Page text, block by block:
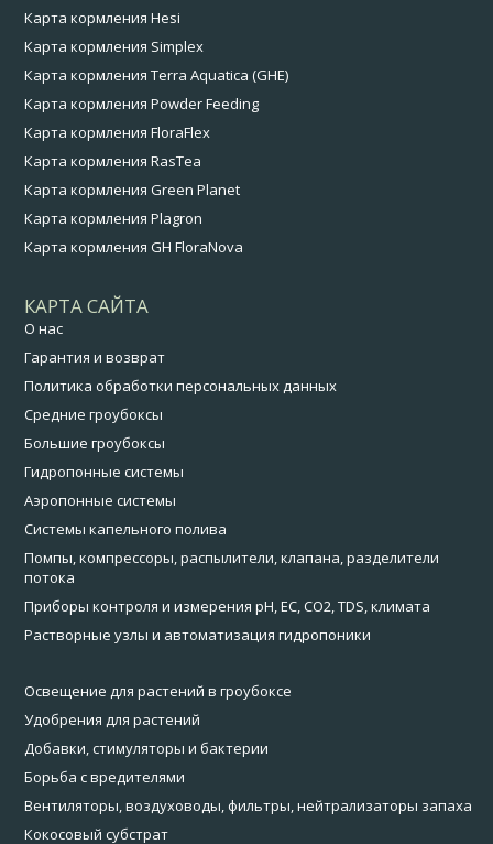
Карта кормления Hesi
Карта кормления Simplex
Карта кормления Terra Aquatica (GHE)
Карта кормления Powder Feeding
Карта кормления FloraFlex
Карта кормления RasTea
Карта кормления Green Planet
Карта кормления Plagron
Карта кормления GH FloraNova
КАРТА САЙТА
О нас
Гарантия и возврат
Политика обработки персональных данных
Средние гроубоксы
Большие гроубоксы
Гидропонные системы
Аэропонные системы
Системы капельного полива
Помпы, компрессоры, распылители, клапана, разделители
потока
Приборы контроля и измерения pH, EC, CO2, TDS, климата
Растворные узлы и автоматизация гидропоники
Освещение для растений в гроубоксе
Удобрения для растений
Добавки, стимуляторы и бактерии
Борьба с вредителями
Вентиляторы, воздуховоды, фильтры, нейтрализаторы запаха
Кокосовый субстрат